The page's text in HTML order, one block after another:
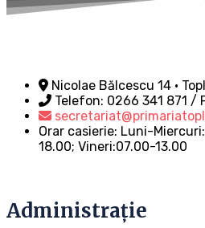
Nicolae Bălcescu 14 •
Telefon: 0266 341 871 /
Orar casierie: Luni-
18.00; Vineri:07.00-13.00
Administrație